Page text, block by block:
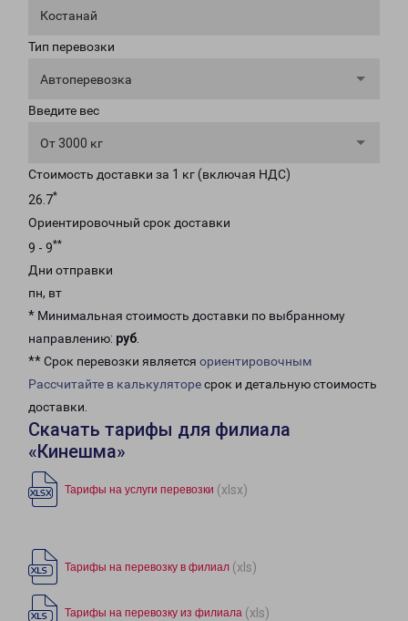
Костанай
Тип перевозки
Автоперевозка
Введите вес
От 3000 кг
Стоимость доставки за 1 кг (включая НДС)
26.7*
Ориентировочный срок доставки
9 - 9**
Дни отправки
пн, вт
* Минимальная стоимость доставки по выбранному
направлению: руб.
** Срок перевозки является ориентировочным
Рассчитайте в калькуляторесрок и детальную стоимость
доставки.
Скачать тарифы для филиала
«Кинешма»
Тарифы на услуги перевозки (xlsx)
Тарифы на перевозку в филиал (xls)
Тарифы на перевозку из филиала (xls)